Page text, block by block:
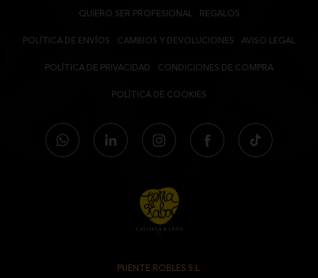
QUIERO SER PROFESIONAL REGALOS
POLÍTICA DE ENVÍOS CAMBIOS Y DEVOLUCIONES AVISO LEGAL
POLÍTICA DE PRIVACIDAD CONDICIONES DE COMPRA
POLÍTICA DE COOKIES
PUENTE ROBLES S.L.